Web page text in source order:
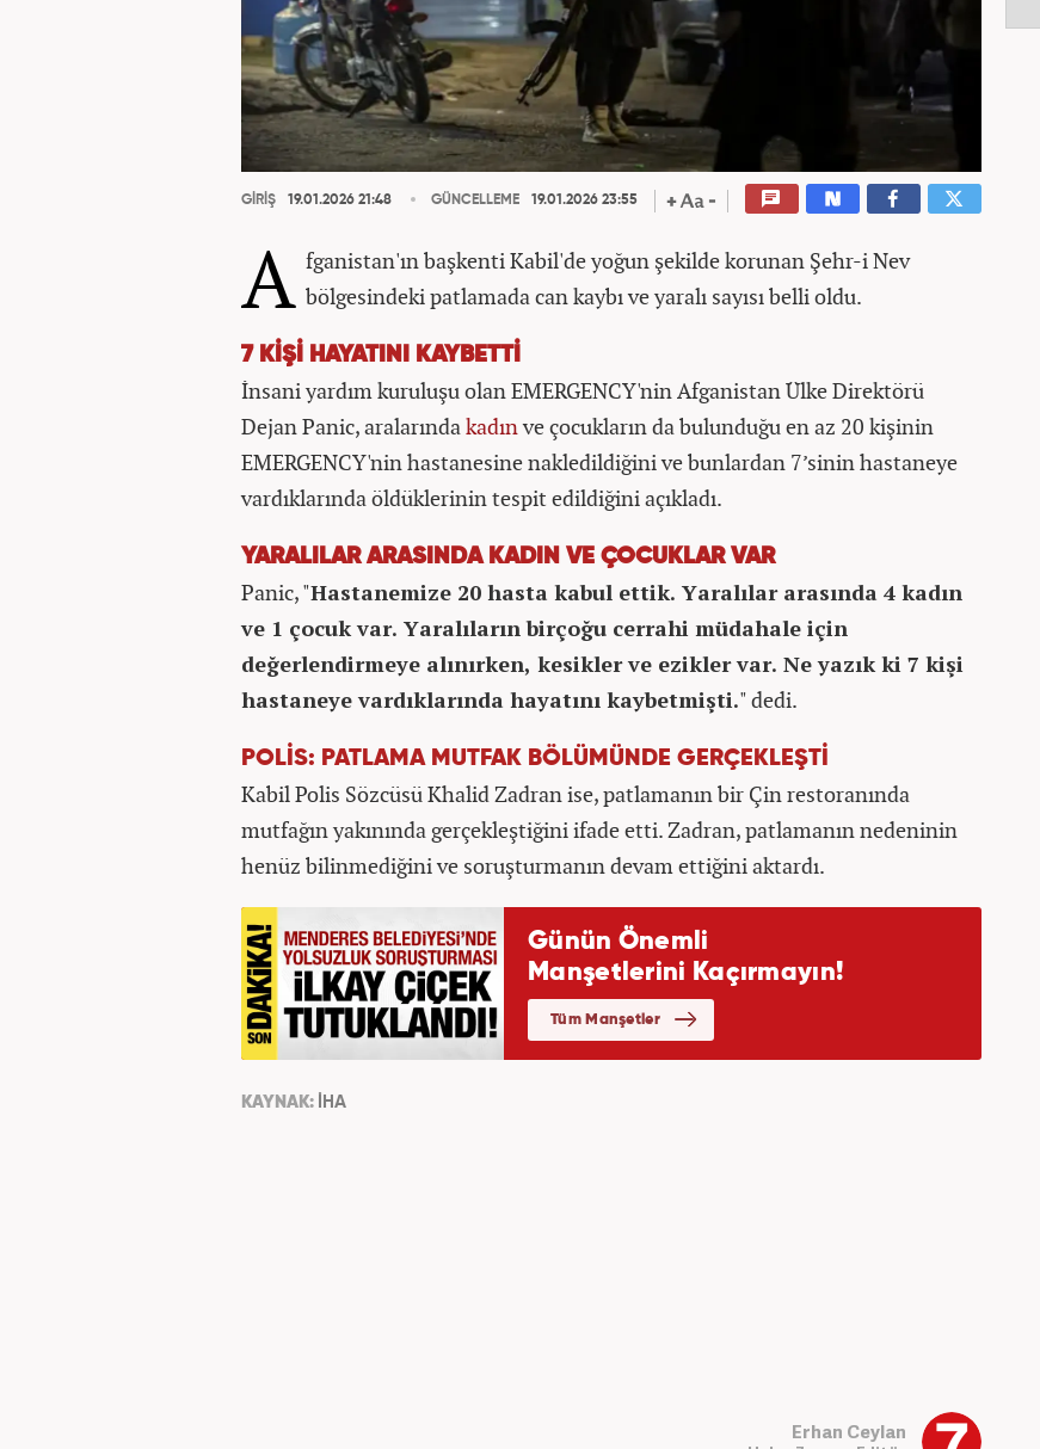
GİRİŞ 19.01.2026 21:48 GÜNCELLEME 19.01.2026 23:55
A fganistan'ın başkenti Kabil'de yoğun şekilde korunan Şehr-i Nev
bölgesindeki patlamada can kaybı ve yaralı sayısı belli oldu.
7 KİŞİ HAYATINI KAYBETTİ
İnsani yardım kuruluşu olan EMERGENCY'nin Afganistan Ülke Direktörü
Dejan Panic, aralarındakadınve çocukların da bulunduğu en az 20 kişinin
EMERGENCY'nin hastanesine nakledildiğini ve bunlardan 7’sinin hastaneye
vardıklarında öldüklerinin tespit edildiğini açıkladı.
YARALILAR ARASINDA KADIN VE ÇOCUKLAR VAR
Panic, "Hastanemize 20 hasta kabul ettik. Yaralılar arasında 4 kadın
ve 1 çocuk var. Yaralıların birçoğu cerrahi müdahale için
değerlendirmeye alınırken, kesikler ve ezikler var. Ne yazık ki 7 kişi
hastaneye vardıklarında hayatını kaybetmişti." dedi.
POLİS: PATLAMA MUTFAK BÖLÜMÜNDE GERÇEKLEŞTİ
Kabil Polis Sözcüsü Khalid Zadran ise, patlamanın bir Çin restoranında
mutfağın yakınında gerçekleştiğini ifade etti. Zadran, patlamanın nedeninin
henüz bilinmediğini ve soruşturmanın devam ettiğini aktardı.
KAYNAK: İHA
Erhan Ceylan